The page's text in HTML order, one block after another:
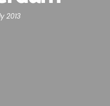
2013